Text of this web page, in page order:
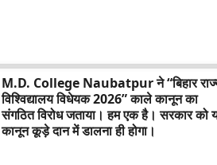
M.D. College Naubatpur ने “बिहार
विश्विद्यालय विधेयक 2026” काले कानून का
संगठित विरोध जताया। हम एक है। सरकार को
कानून कूड़े दान में डालना ही होगा।